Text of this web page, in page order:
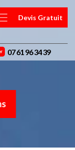
Devis Gratuit
07 61 96 34 39